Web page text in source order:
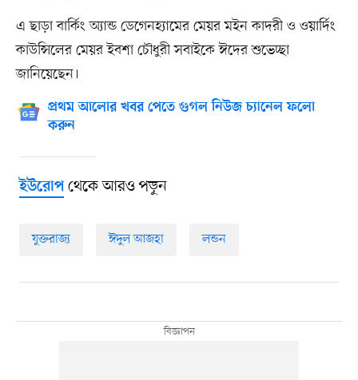
এ ছাড়া বার্কিং অ্যান্ড ডেগেনহ্যামের মেয়র মইন কাদরী ও ওয়ার্দিং
কাউন্সিলের মেয়র ইবশা চৌধুরী সবাইকে ঈদের শুভেচ্ছা
জানিয়েছেন।
প্রথম আলোর খবর পেতে গুগল নিউজ চ্যানেল ফলো
করুন
ইউরোপথেকে আরও পড়ুন
যুক্তরাজ্য ঈদুল আজহা লন্ডন